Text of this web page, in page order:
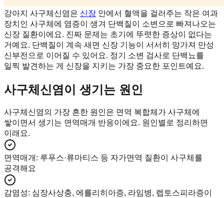
강아지 사구체신염은 신장 안에서 혈액을 걸러주는 작은 여과
장치인 사구체에 염증이 생겨 단백질이 소변으로 빠져나오는
신장 질환이에요. 진짜 문제는 초기에 뚜렷한 증상이 없다는
거예요. 단백질이 계속 새면 신장 기능이 서서히 망가져 만성
신부전으로 이어질 수 있어요. 정기 소변 검사로 단백뇨를
일찍 발견하는 게 신장을 지키는 가장 중요한 포인트예요.
사구체신염이 생기는 원인
사구체신염의 가장 흔한 원인은 면역 복합체가 사구체에
쌓이면서 생기는 면역매개 반응이에요. 원인별로 정리하면
이래요.
면역매개 : 루푸스·류마티스 등 자가면역 질환이 사구체를
공격해요
감염성: 심장사상충, 에를리히아증, 라임병, 렙토스피라증이